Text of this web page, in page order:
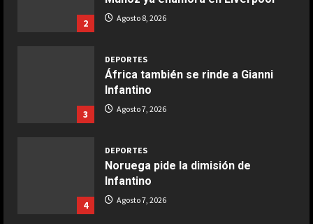
Ensalada de espinacas deliciosa
COCINA
aire
COCINA
Buñuelos de alcachofas
2 Agosto 8, 2026
3
DEPORTES
África también se rinde a Gianni
Infantino
Agosto 7, 2026
4
DEPORTES
Noruega pide la dimisión de
Infantino
Agosto 7, 2026